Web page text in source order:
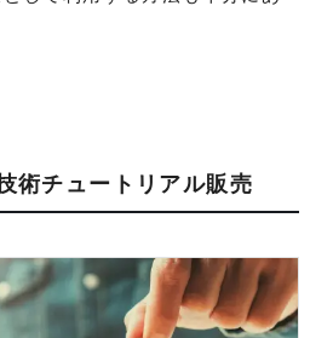
術チュートリアル販売